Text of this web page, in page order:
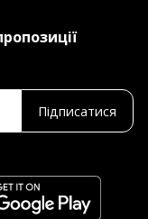
Підписатися